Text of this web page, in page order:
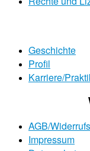
Geschichte
Profil
Karriere/
AGB/
Impressum